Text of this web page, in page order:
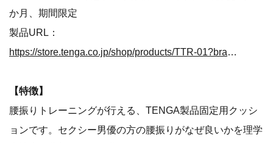
か月、期間限定
製品URL：
https://store.tenga.co.jp/shop/products/TTR-01?brand_type=thc
【特徴】
腰振りトレーニングが行える、TENGA製品固定用クッシ
ョンです。セクシー男優の方の腰振りがなぜ良いかを理学